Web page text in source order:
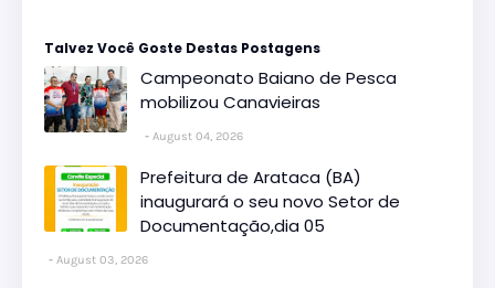
Talvez Você Goste Destas Postagens
Campeonato Baiano de Pesca
mobilizou Canavieiras
August 04, 2026
Prefeitura de Arataca (BA)
inaugurará o seu novo Setor de
Documentação,dia 05
August 03, 2026